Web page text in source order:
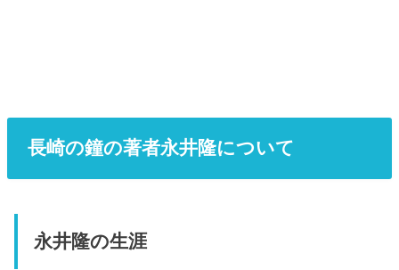
長崎の鐘の著者永井隆について
永井隆の生涯